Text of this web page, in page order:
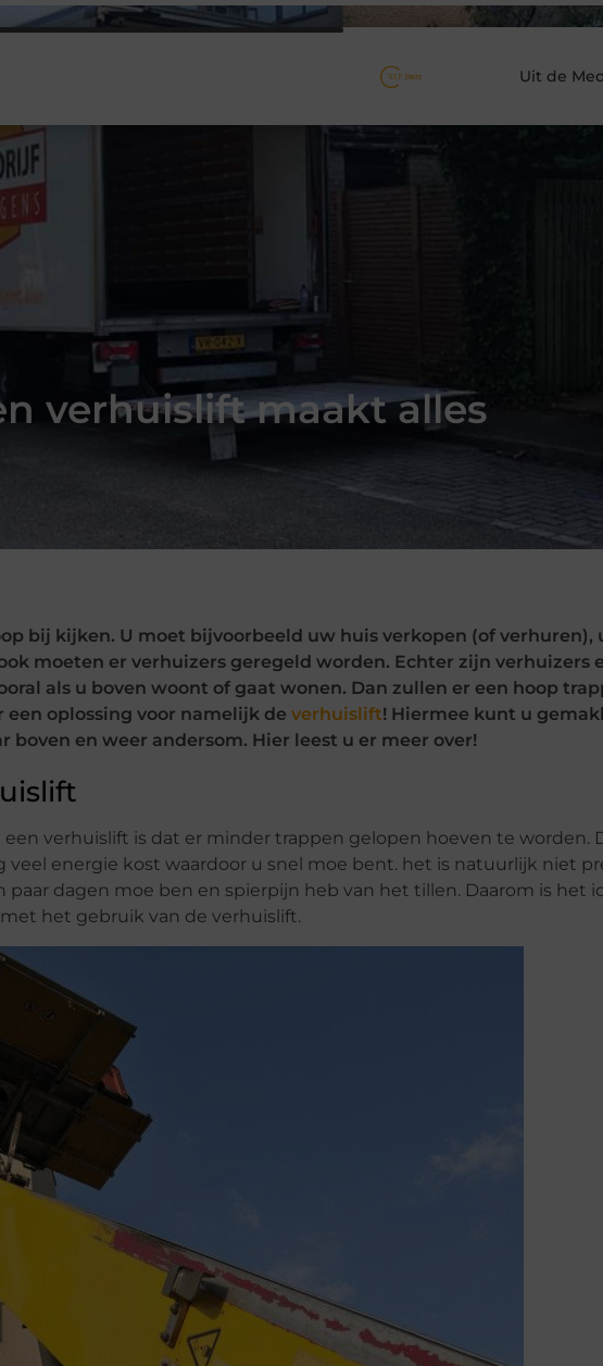
Uit de
verhuislift maakt alles
bij kijken. U moet bijvoorbeeld uw huis verkopen (of verhuren),
moeten er verhuizers geregeld worden. Echter zijn verhuizers
als u boven woont of gaat wonen. Dan zullen er een hoop
oplossing voor namelijk de verhuislift! Hiermee kunt u
boven en weer andersom. Hier leest u er meer over!
verhuislift is dat er minder trappen gelopen hoeven te worden.
energie kost waardoor u snel moe bent. het is natuurlijk niet
dagen moe ben en spierpijn heb van het tillen. Daarom is het
het gebruik van de verhuislift.